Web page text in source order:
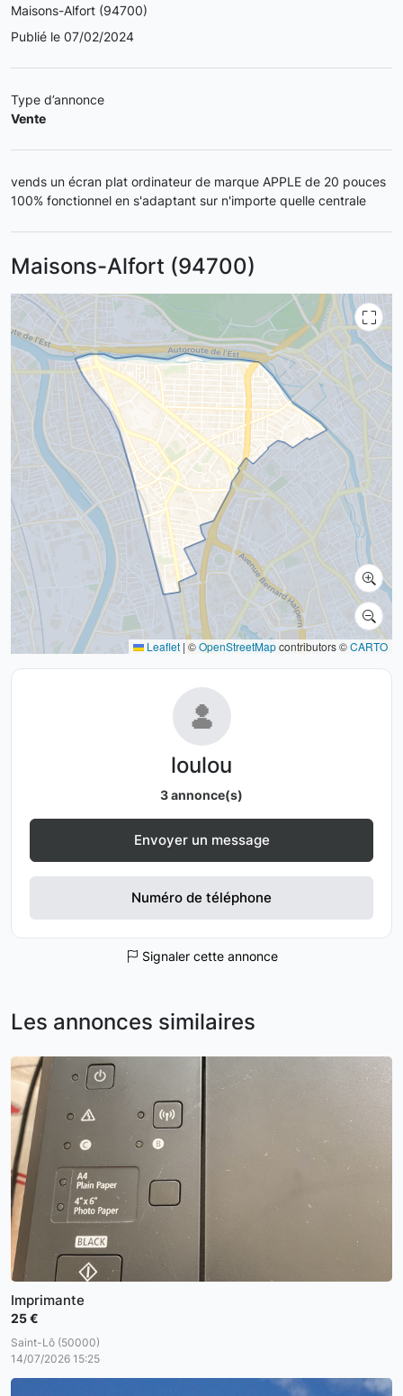
Maisons-Alfort (94700)
Publié le 07/02/2024
Type d’annonce
Vente
vends un écran plat ordinateur de marque APPLE de 20 pouces
100% fonctionnel en s'adaptant sur n'importe quelle centrale
Maisons-Alfort (94700)
Leaflet | ©OpenStreetMapcontributors ©CARTO
loulou
3 annonce(s)
Envoyer un message
Numéro de téléphone
Signaler cette annonce
Les annonces similaires
Imprimante
25 €
Saint-Lô (50000)
14/07/2026 15:25